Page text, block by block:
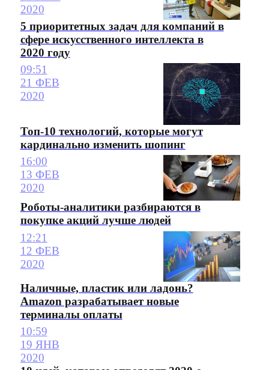
2020
5 приоритетных задач для компаний в
сфере искусственного интеллекта в
2020 году
09:51
21 ФЕВ
2020
Топ-10 технологий, которые могут
кардинально изменить шопинг
16:00
13 ФЕВ
2020
Роботы-аналитики разбираются в
покупке акций лучше людей
12:21
12 ФЕВ
2020
Наличные, пластик или ладонь?
Amazon разрабатывает новые
терминалы оплаты
10:59
19 ЯНВ
2020